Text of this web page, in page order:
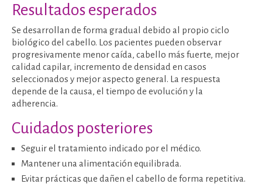
Resultados esperados
Se desarrollan de forma gradual debido al propio ciclo
biológico del cabello. Los pacientes pueden observar
progresivamente menor caída, cabello más fuerte, mejor
calidad capilar, incremento de densidad en casos
seleccionados y mejor aspecto general. La respuesta
depende de la causa, el tiempo de evolución y la
adherencia.
Cuidados posteriores
Seguir el tratamiento indicado por el médico.
Mantener una alimentación equilibrada.
Evitar prácticas que dañen el cabello de forma repetitiva.